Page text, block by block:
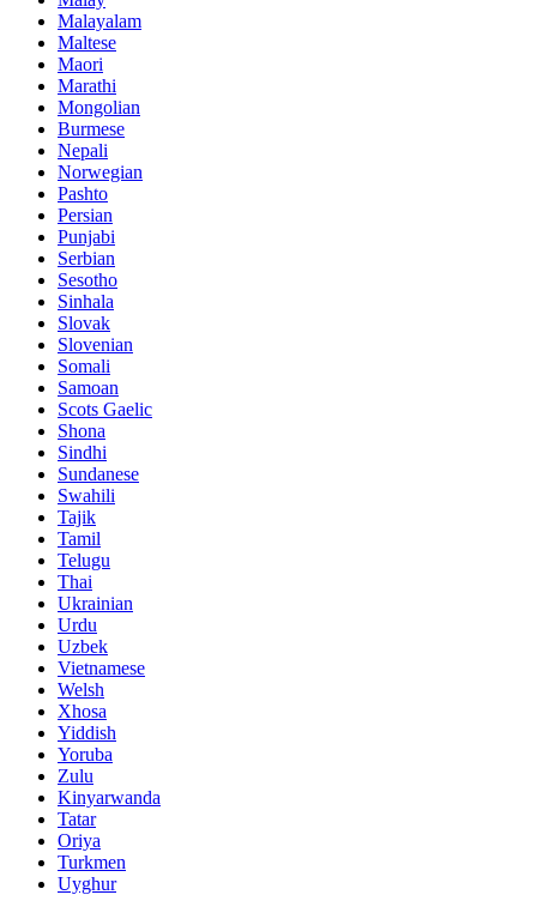
Malayalam
Maltese
Maori
Marathi
Mongolian
Burmese
Nepali
Norwegian
Pashto
Persian
Punjabi
Serbian
Sesotho
Sinhala
Slovak
Slovenian
Somali
Samoan
Scots Gaelic
Shona
Sindhi
Sundanese
Swahili
Tajik
Tamil
Telugu
Thai
Ukrainian
Urdu
Uzbek
Vietnamese
Welsh
Xhosa
Yiddish
Yoruba
Zulu
Kinyarwanda
Tatar
Oriya
Turkmen
Uyghur